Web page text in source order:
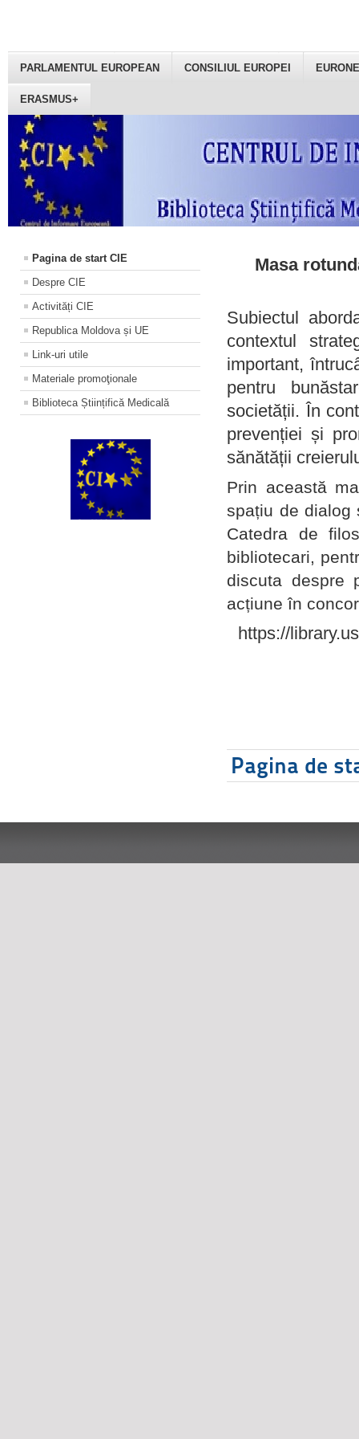
PARLAMENTUL EUROPEAN CONSILIUL EUROPEI
ERASMUS+
Pagina de start CIE
Despre CIE
Activități CIE
Republica Moldova și UE
Link-uri utile
Materiale promoţionale
Biblioteca Științifică Medicală
Masa
Subiectul
contextul
important,
pentru
societății. În
prevenției și
sănătății
Prin această
spațiu de dialog
Catedra de
bibliotecari,
discuta despre
acțiune în
https://
Pagina de